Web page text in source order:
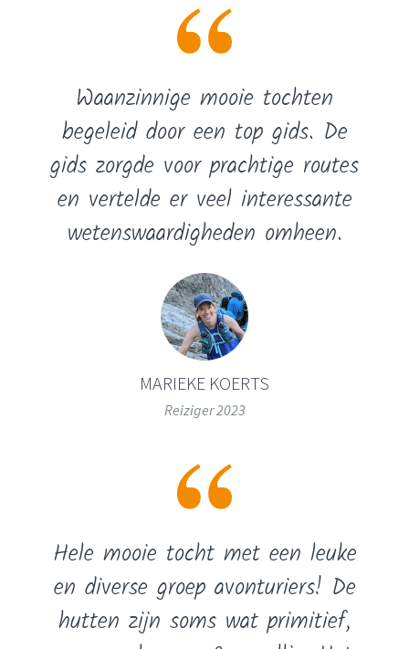
Waanzinnige mooie tochten
begeleid door een top gids. De
gids zorgde voor prachtige routes
en vertelde er veel interessante
wetenswaardigheden omheen.
MARIEKE KOERTS
Reiziger 2023
Hele mooie tocht met een leuke
en diverse groep avonturiers! De
hutten zijn soms wat primitief,